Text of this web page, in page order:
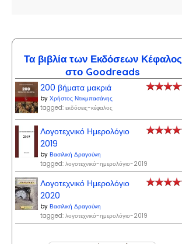
Τα βιβλία των Εκδόσεων Κέφαλος
στο Goodreads
200 βήματα μακριά
by Χρήστος Ντικμπασάνης
tagged: εκδόσεις-κέφαλος
Λογοτεχνικό Ημερολόγιο
2019
by Βασιλική Δραγούνη
tagged: λογοτεχνικό-ημερολόγιο-2019
Λογοτεχνικό Ημερολόγιο
2020
by Βασιλική Δραγούνη
tagged: λογοτεχνικό-ημερολόγιο-2019